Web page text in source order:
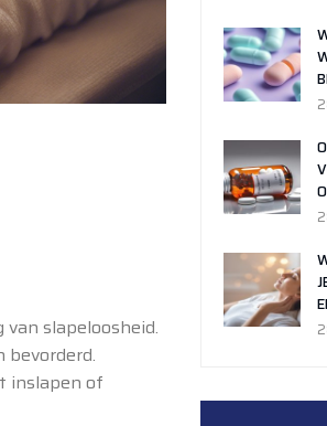
slapeloosheid.
inslapen of